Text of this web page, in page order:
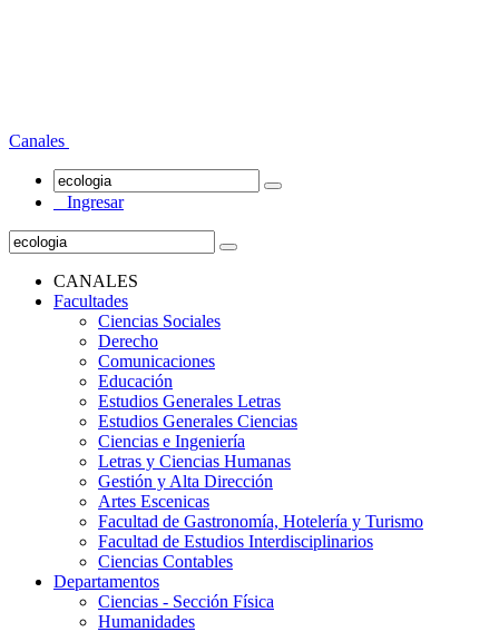
Canales
Ingresar
CANALES
Facultades
Ciencias Sociales
Derecho
Comunicaciones
Educación
Estudios Generales Letras
Estudios Generales Ciencias
Ciencias e Ingeniería
Letras y Ciencias Humanas
Gestión y Alta Dirección
Artes Escenicas
Facultad de Gastronomía, Hotelería y Turismo
Facultad de Estudios Interdisciplinarios
Ciencias Contables
Departamentos
Ciencias - Sección Física
Humanidades